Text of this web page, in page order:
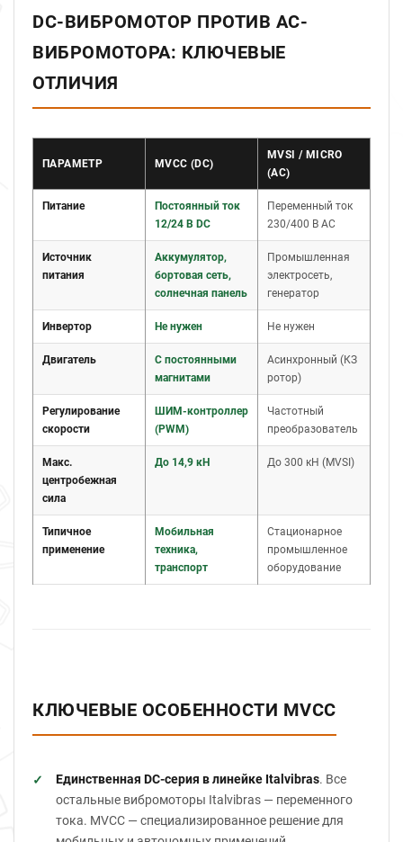
DC-ВИБРОМОТОР ПРОТИВ AC-
ВИБРОМОТОРА: КЛЮЧЕВЫЕ
ОТЛИЧИЯ
ПАРАМЕТР MVCC (DC)
MVSI / MICRO
(AC)
Питание
Постоянный ток
12/24 В DC
Переменный ток
230/400 В AC
Источник
питания
Аккумулятор,
бортовая сеть,
солнечная панель
Промышленная
электросеть,
генератор
Инвертор Не нужен Не нужен
Двигатель
С постоянными
магнитами
Асинхронный (КЗ
ротор)
Регулирование
скорости
ШИМ-контроллер
(PWM)
Частотный
преобразователь
Макс.
центробежная
сила
До 14,9 кН До 300 кН (MVSI)
Типичное
применение
Мобильная
техника,
транспорт
Стационарное
промышленное
оборудование
КЛЮЧЕВЫЕ ОСОБЕННОСТИ MVCC
Единственная DC-серия в линейке Italvibras. Все
остальные вибромоторы Italvibras — переменного
тока. MVCC — специализированное решение для